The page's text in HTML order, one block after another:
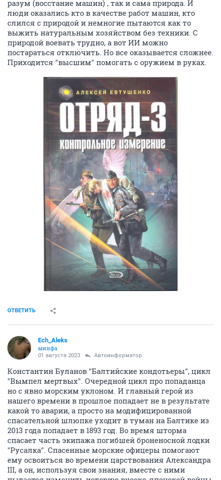
разум (восстание машин) , так и сама природа. И
люди оказались кто в качестве работ машин, кто
слился с природой и немногие пытаются как то
выжить натуральным хозяйством без техники. С
природой воевать трудно, а вот ИИ можно
постараться отключить. Но все оказывается сложнее.
Приходится "высшим" помогать с оружием в руках.
ОТВЕТИТЬ
Ech_Aleks
минфа
01 августа 2023 Автоинформатор
Константин Буланов "Балтийские кондотьеры", цикл
"Вымпел мертвых". Очередной цикл про попаданца
но с явно морским уклоном. И главный герой из
нашего времени в прошлое попадает не в результате
какой то аварии, а просто на модифицированной
спасательной шлюпке уходит в туман на Балтике из
2013 года попадает в 1893 год. Во время шторма
спасает часть экипажа погибшей броненосной лодки
"Русалка". Спасенные морские офицеры помогают
ему освоиться во времени царствования Александра
III, а он, используя свои знания, вместе с ними